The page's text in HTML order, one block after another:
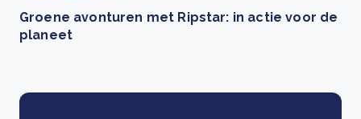
Groene avonturen met Ripstar: in actie voor de
planeet